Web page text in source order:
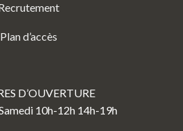
Plan d’accès
D’OUVERTURE
10h-12h 14h-19h